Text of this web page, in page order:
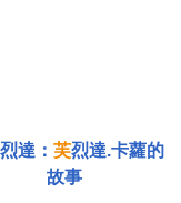
烈達： 芙烈達.卡蘿的
故事